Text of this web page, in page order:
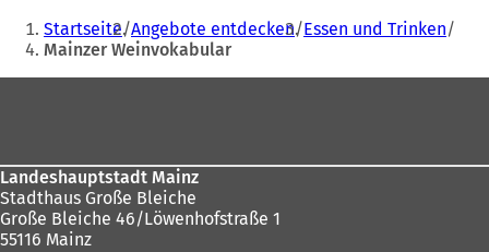
Sie
befinden
sich
Startseite Angebote entdecken Essen und Trinken
Mainzer Weinvokabular
Landeshauptstadt Mainz
Stadthaus Große Bleiche
Große Bleiche 46/Löwenhofstraße 1
55116 Mainz